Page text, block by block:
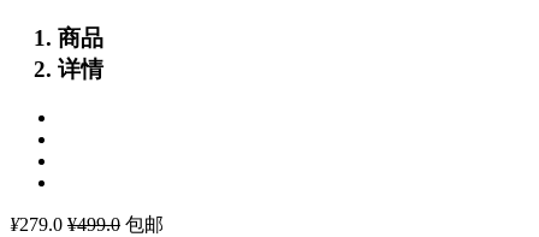
商品
详情
¥279.0 ¥499.0 包邮